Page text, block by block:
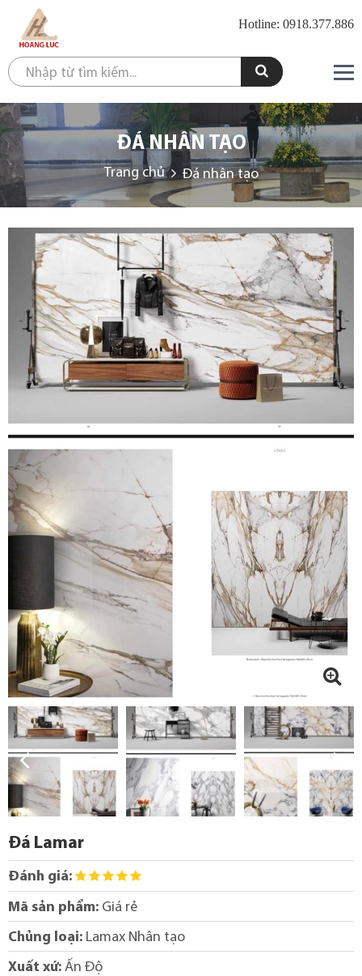
Hotline: 0918.377.886
ĐÁ NHÂN TẠO
Trang chủ Đá nhân tạo
Đá Lamar
Đánh giá:
Mã sản phẩm: Giá rẻ
Chủng loại: Lamax Nhân tạo
Xuất xứ: Ấn Độ